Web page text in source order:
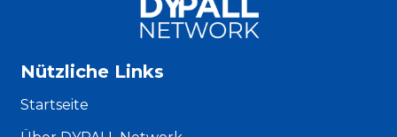
Nützliche Links
Startseite